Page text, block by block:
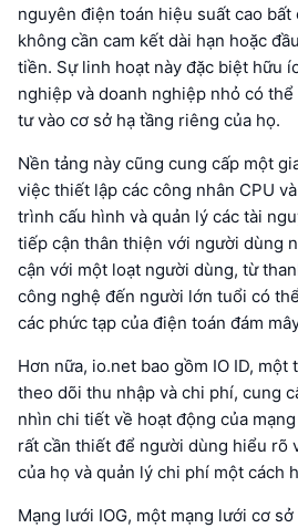
nguyên điện toán hiệu suất cao bất
không cần cam kết dài hạn hoặc
tiền. Sự linh hoạt này đặc biệt hữu
nghiệp và doanh nghiệp nhỏ có
tư vào cơ sở hạ tầng riêng của họ.
Nền tảng này cũng cung cấp một
việc thiết lập các công nhân CPU
trình cấu hình và quản lý các tài
tiếp cận thân thiện với người dùng
cận với một loạt người dùng, từ
công nghệ đến người lớn tuổi có
các phức tạp của điện toán đám
Hơn nữa, io.net bao gồm IO ID,
theo dõi thu nhập và chi phí, cung
nhìn chi tiết về hoạt động của
rất cần thiết để người dùng hiểu rõ
của họ và quản lý chi phí một cách
Mạng lưới IOG, một mạng lưới cơ